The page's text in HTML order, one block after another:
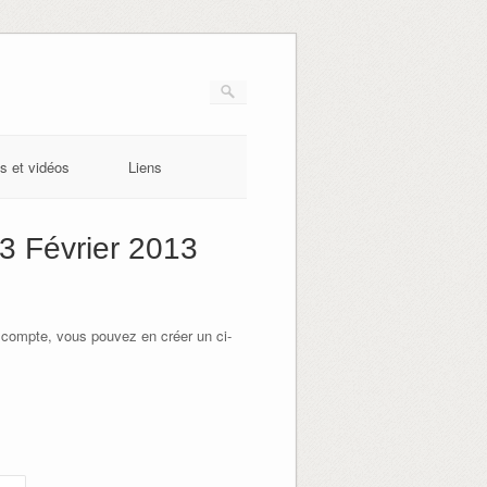
et vidéos Liens
Février 2013
vous pouvez en créer un ci-